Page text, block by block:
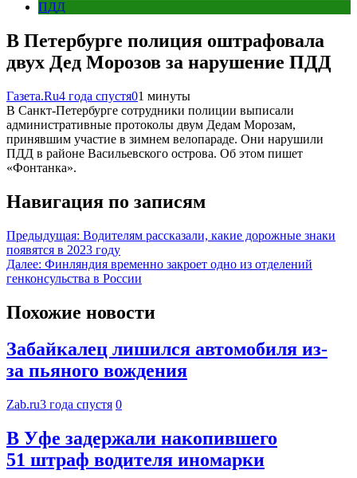
ПДД
В Петербурге полиция оштрафовала
двух Дед Морозов за нарушение ПДД
Газета.Ru4 года спустя01 минуты
В Санкт-Петербурге сотрудники полиции выписали
административные протоколы двум Дедам Морозам,
принявшим участие в зимнем велопараде. Они нарушили
ПДД в районе Васильевского острова. Об этом пишет
«Фонтанка».
Навигация по записям
Предыдущая: Водителям рассказали, какие дорожные знаки
появятся в 2023 году
Далее: Финляндия временно закроет одно из отделений
генконсульства в России
Похожие новости
Забайкалец лишился автомобиля из-
за пьяного вождения
Zab.ru3 года спустя 0
В Уфе задержали накопившего
51 штраф водителя иномарки